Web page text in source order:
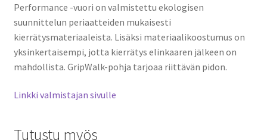
Performance -vuori on valmistettu ekologisen
suunnittelun periaatteiden mukaisesti
kierrätysmateriaaleista. Lisäksi materiaalikoostumus on
yksinkertaisempi, jotta kierrätys elinkaaren jälkeen on
mahdollista. GripWalk-pohja tarjoaa riittävän pidon.
Linkki valmistajan sivulle
Tutustu myös